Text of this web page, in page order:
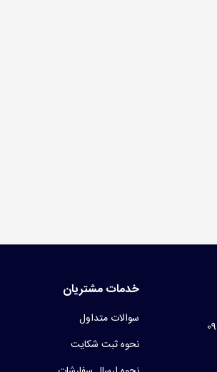
خدمات مشتریان
سوالات متداول
نحوه ثبت شکایت